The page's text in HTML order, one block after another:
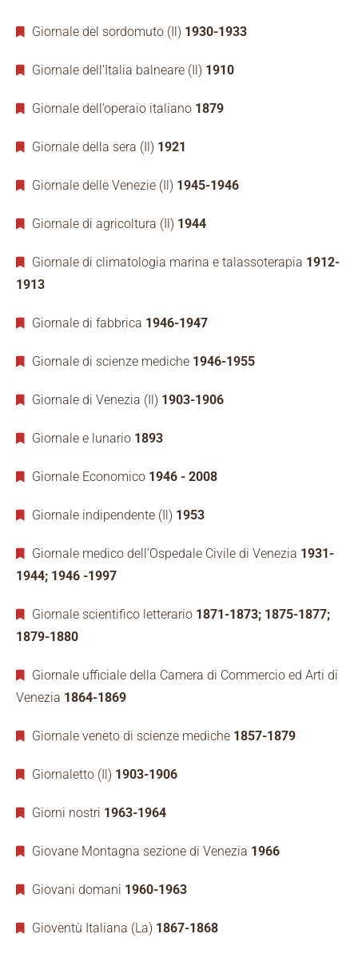
Giornale del sordomuto (Il) 1930-1933
Giornale dell’Italia balneare (Il) 1910
Giornale dell’operaio italiano 1879
Giornale della sera (Il) 1921
Giornale delle Venezie (Il) 1945-1946
Giornale di agricoltura (Il) 1944
Giornale di climatologia marina e talassoterapia 1912-
1913
Giornale di fabbrica 1946-1947
Giornale di scienze mediche 1946-1955
Giornale di Venezia (Il) 1903-1906
Giornale e lunario 1893
Giornale Economico 1946 - 2008
Giornale indipendente (Il) 1953
Giornale medico dell’Ospedale Civile di Venezia 1931-
1944; 1946 -1997
Giornale scientifico letterario 1871-1873; 1875-1877;
1879-1880
Giornale ufficiale della Camera di Commercio ed Arti di
Venezia 1864-1869
Giornale veneto di scienze mediche 1857-1879
Giornaletto (Il) 1903-1906
Giorni nostri 1963-1964
Giovane Montagna sezione di Venezia 1966
Giovani domani 1960-1963
Gioventù Italiana (La) 1867-1868